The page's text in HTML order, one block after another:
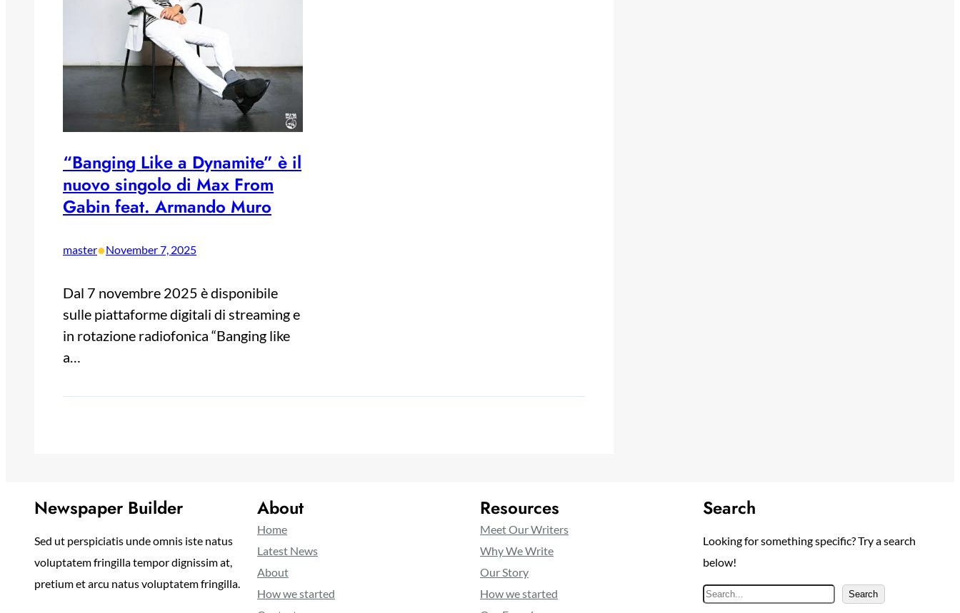
“Banging Like a Dynamite” è il
nuovo singolo di Max From
Gabin feat. Armando Muro
master•November 7, 2025
Dal 7 novembre 2025 è disponibile
sulle piattaforme digitali di streaming e
in rotazione radiofonica “Banging like
a…
Newspaper Builder
Sed ut perspiciatis unde omnis iste natus
voluptatem fringilla tempor dignissim at,
pretium et arcu natus voluptatem fringilla.
About
Home
Latest News
About
How we started
Resources
Meet Our Writers
Why We Write
Our Story
How we started
Search
Looking for something specific? Try a search
below!
S
Search